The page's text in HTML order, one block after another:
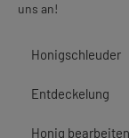
uns an!
Honigschleuder
Entdeckelung
Honig bearbeiten